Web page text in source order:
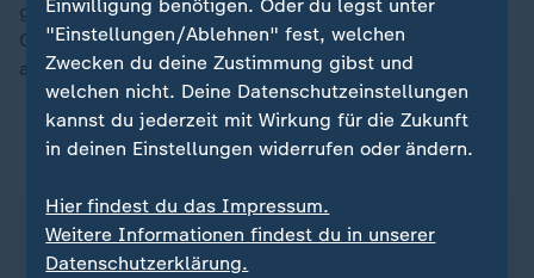
gemessen wird." Rydzek kritisiert, dass die
Olympischen Spiele immer größer vermarktet werden,
aber an den Athleten als Protagonisten gespart wird.
ZDFsportstudio auf WhatsApp
Einwilligung benötigen. Oder du legst unter
"Einstellungen/Ablehnen" fest, welchen
Zwecken du deine Zustimmung gibst und
welchen nicht. Deine Datenschutzeinstellungen
kannst du jederzeit mit Wirkung für die Zukunft
in deinen Einstellungen widerrufen oder ändern.
Hier findest du das Impressum.
Weitere Informationen findest du in unserer
Datenschutzerklärung.